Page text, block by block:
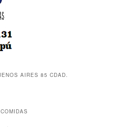
AIRES 85 CDAD.